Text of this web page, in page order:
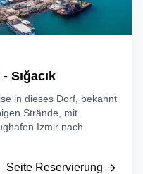
Sığacık
in dieses Dorf, bekannt
Strände, mit
Izmir nach
Seite Reservierung